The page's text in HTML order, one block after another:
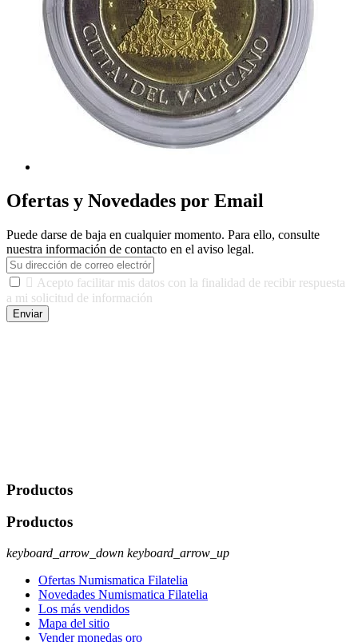
Ofertas y Novedades por Email
Puede darse de baja en cualquier momento. Para ello, consulte
nuestra información de contacto en el aviso legal.
 Acepto facilitar mis datos con la finalidad de recibir respuesta
a mi solicitud de información
Enviar
Productos
Productos
keyboard_arrow_down keyboard_arrow_up
Ofertas Numismatica Filatelia
Novedades Numismatica Filatelia
Los más vendidos
Mapa del sitio
Vender monedas oro